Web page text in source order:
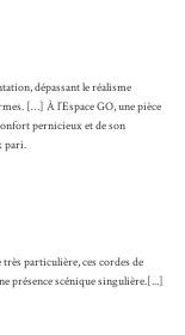
dépassant le réalisme
[…] À l’Espace GO, une pièce
pernicieux et de son
pari.
particulière, ces cordes de
présence scénique singulière.[...]